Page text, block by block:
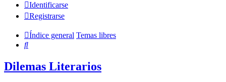
Identificarse
Registrarse
Índice general Temas libres
Buscar
Dilemas Literarios